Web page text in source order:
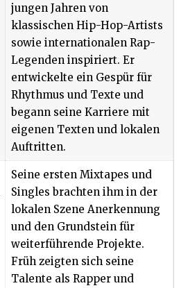
jungen Jahren von
klassischen Hip-Hop-Artists
sowie internationalen Rap-
Legenden inspiriert. Er
entwickelte ein Gespür für
Rhythmus und Texte und
begann seine Karriere mit
eigenen Texten und lokalen
Auftritten.
Seine ersten Mixtapes und
Singles brachten ihm in der
lokalen Szene Anerkennung
und den Grundstein für
weiterführende Projekte.
Früh zeigten sich seine
Talente als Rapper und